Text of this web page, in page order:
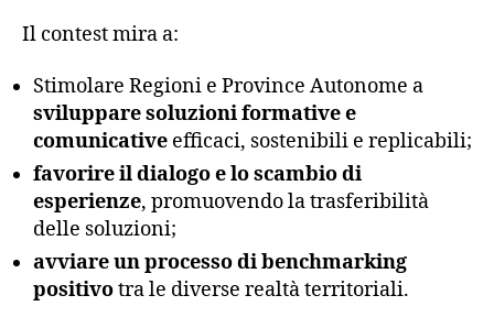
Il contest mira a:
Stimolare Regioni e Province Autonome a
sviluppare soluzioni formative e
comunicative efficaci, sostenibili e replicabili;
favorire il dialogo e lo scambio di
esperienze, promuovendo la trasferibilità
delle soluzioni;
avviare un processo di benchmarking
positivotra le diverse realtà territoriali.